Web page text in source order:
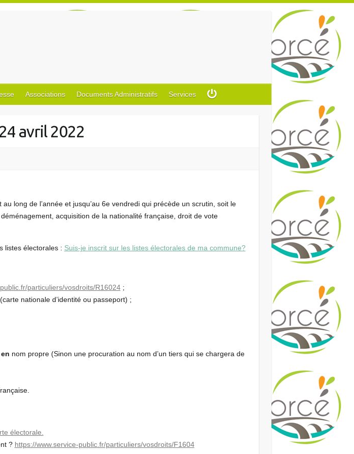
Associations Documents Administratifs Services
avril 2022
long de l’année et jusqu’au 6e vendredi qui précède un scrutin, soit le
acquisition de la nationalité française, droit de vote
listes électorales : Suis-je inscrit sur les listes électorales de ma commune?
particuliers/vosdroits/R16024;
nationale d’identité ou passeport) ;
en nom propre (Sinon une procuration au nom d’un tiers qui se chargera de
électorale.
? https://www.service-public.fr/particuliers/vosdroits/F1604